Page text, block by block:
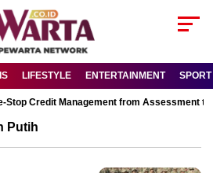
LIFESTYLE ENTERTAINMENT SPORT
Stop Credit Management from Assessment
Putih